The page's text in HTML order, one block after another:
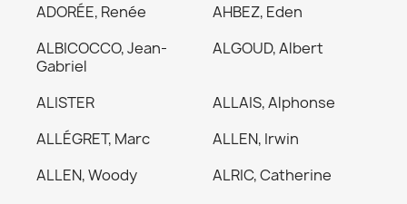
ADORÉE, Renée
AHBEZ, Eden
ALBICOCCO, Jean-
Gabriel
ALGOUD, Albert
ALISTER
ALLAIS, Alphonse
ALLÉGRET, Marc
ALLEN, Irwin
ALLEN, Woody
ALRIC, Catherine